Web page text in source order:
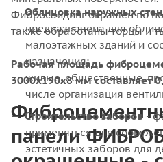
Фибросайдинг окрашен по
также обработаны торцы и
Рабочая площадь
3000х190x8 мм составляет
Облицовка наружных стен
предназначена для
малоэтажных зданий и
назначения:
жилые, общественные,
числе организация
Строительство заборов -
применяться для
эстетичных заборов для
панели